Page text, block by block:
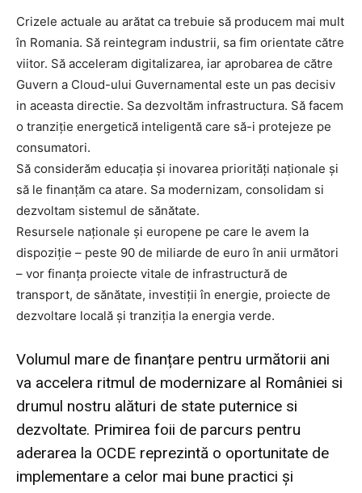
Crizele actuale au arătat ca trebuie să producem mai mult
în Romania. Să reintegram industrii, sa fim orientate către
viitor. Să acceleram digitalizarea, iar aprobarea de către
Guvern a Cloud-ului Guvernamental este un pas decisiv
in aceasta directie. Sa dezvoltăm infrastructura. Să facem
o tranziție energetică inteligentă care să-i protejeze pe
consumatori.
Să considerăm educația și inovarea priorități naționale și
să le finanțăm ca atare. Sa modernizam, consolidam si
dezvoltam sistemul de sănătate.
Resursele naționale și europene pe care le avem la
dispoziție – peste 90 de miliarde de euro în anii următori
– vor finanța proiecte vitale de infrastructură de
transport, de sănătate, investiții în energie, proiecte de
dezvoltare locală și tranziția la energia verde.
Volumul mare de finanțare pentru următorii ani
va accelera ritmul de modernizare al României si
drumul nostru alături de state puternice si
dezvoltate. Primirea foii de parcurs pentru
aderarea la OCDE reprezintă o oportunitate de
implementare a celor mai bune practici și